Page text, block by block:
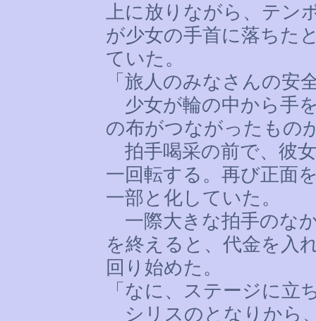
上に放りながら、テン
が少女の手首に落ちた
ていた。
「旅人のみなさんの安
少女が輪の中から手
の布がつながったもの
拍手喝采の前で、彼
一回転する。再び正面
一部と化していた。
一際大きな拍手のな
を終えると、代金を入
回り始めた。
「なに、ステージに立
シリスのとなりから